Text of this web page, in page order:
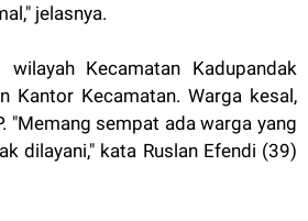
jelasnya.
Kecamatan Kadupandak
Kantor Kecamatan. Warga kesal,
"Memang sempat ada warga yang
dilayani," kata Ruslan Efendi (39)